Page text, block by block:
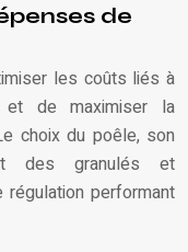
de
les coûts liés à
et de maximiser la
choix du poêle, son
des granulés et
régulation performant